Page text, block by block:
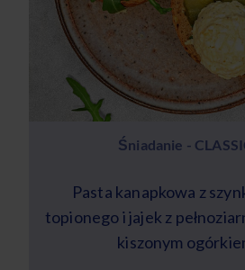
Śniadanie -
Pasta kanapkowa z
topionego i jajek z
kiszonym